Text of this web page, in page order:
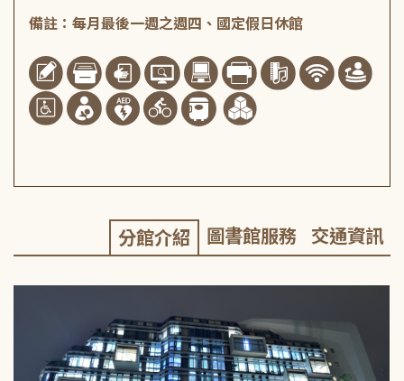
備註：每月最後一週之週四、國定假日休館
分館介紹 圖書館服務 交通資訊